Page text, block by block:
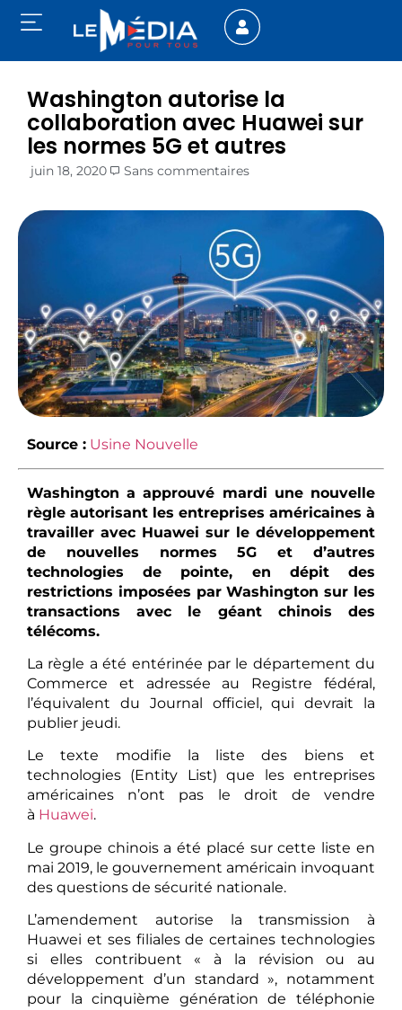
Washington autorise la
collaboration avec Huawei sur
les normes 5G et autres
juin 18, 2020 Sans commentaires
Source : Usine Nouvelle
Washington a approuvé mardi une nouvelle
règle autorisant les entreprises américaines à
travailler avec Huawei sur le développement
de nouvelles normes 5G et d’autres
technologies de pointe, en dépit des
restrictions imposées par Washington sur les
transactions avec le géant chinois des
télécoms.
La règle a été entérinée par le département du
Commerce et adressée au Registre fédéral,
l’équivalent du Journal officiel, qui devrait la
publier jeudi.
Le texte modifie la liste des biens et
technologies (Entity List) que les entreprises
américaines n’ont pas le droit de vendre
à Huawei.
Le groupe chinois a été placé sur cette liste en
mai 2019, le gouvernement américain invoquant
des questions de sécurité nationale.
L’amendement autorise la transmission à
Huawei et ses filiales de certaines technologies
si elles contribuent « à la révision ou au
développement d’un standard », notamment
pour la cinquième génération de téléphonie